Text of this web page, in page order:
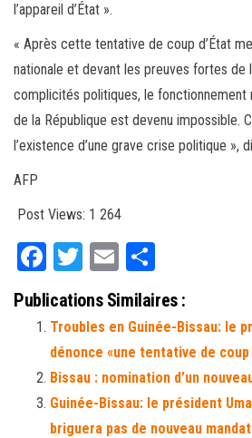
l’appareil d’État ».
« Après cette tentative de coup d’État
nationale et devant les preuves fortes de
complicités politiques, le fonctionnement
de la République est devenu impossible.
l’existence d’une grave crise politique »,
AFP
Post Views: 1 264
Fa
ce
bo
ok
T
tt
er
E
m
ail ag
er
Publications Similaires :
Troubles en Guinée-Bissau: le
dénonce «une tentative de coup
Bissau : nomination d’un
Guinée-Bissau: le président
briguera pas de nouveau mandat